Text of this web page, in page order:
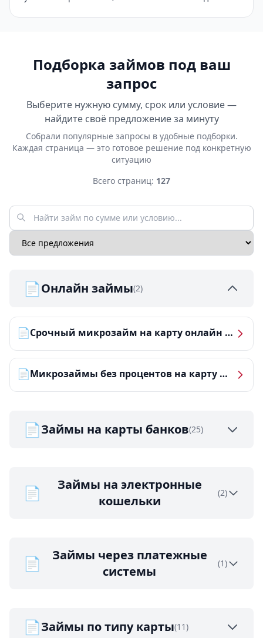
Подборка займов под ваш
запрос
Выберите нужную сумму, срок или условие —
найдите своё предложение за минуту
Собрали популярные запросы в удобные подборки.
Каждая страница — это готовое решение под конкретную
ситуацию
Всего страниц: 127
📄Онлайн займы(2)
📄 Срочный микрозайм на карту онлайн — получить деньги за 5 минут
📄 Микрозаймы без процентов на карту — ТОП-10 за 2026 год
📄Займы на карты банков(25)
📄
Займы на электронные
кошельки
(2)
📄
Займы через платежные
системы
(1)
📄Займы по типу карты(11)